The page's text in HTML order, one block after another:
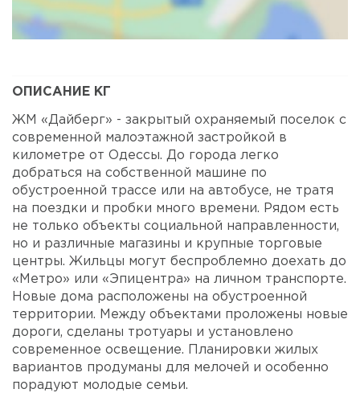
ОПИСАНИЕ КГ
ЖМ «Дайберг» - закрытый охраняемый поселок с
современной малоэтажной застройкой в
километре от Одессы. До города легко
добраться на собственной машине по
обустроенной трассе или на автобусе, не тратя
на поездки и пробки много времени. Рядом есть
не только объекты социальной направленности,
но и различные магазины и крупные торговые
центры. Жильцы могут беспроблемно доехать до
«Метро» или «Эпицентра» на личном транспорте.
Новые дома расположены на обустроенной
территории. Между объектами проложены новые
дороги, сделаны тротуары и установлено
современное освещение. Планировки жилых
вариантов продуманы для мелочей и особенно
порадуют молодые семьи.